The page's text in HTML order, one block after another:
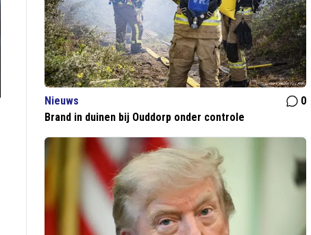
Nieuws
0
Brand in duinen bij Ouddorp onder controle